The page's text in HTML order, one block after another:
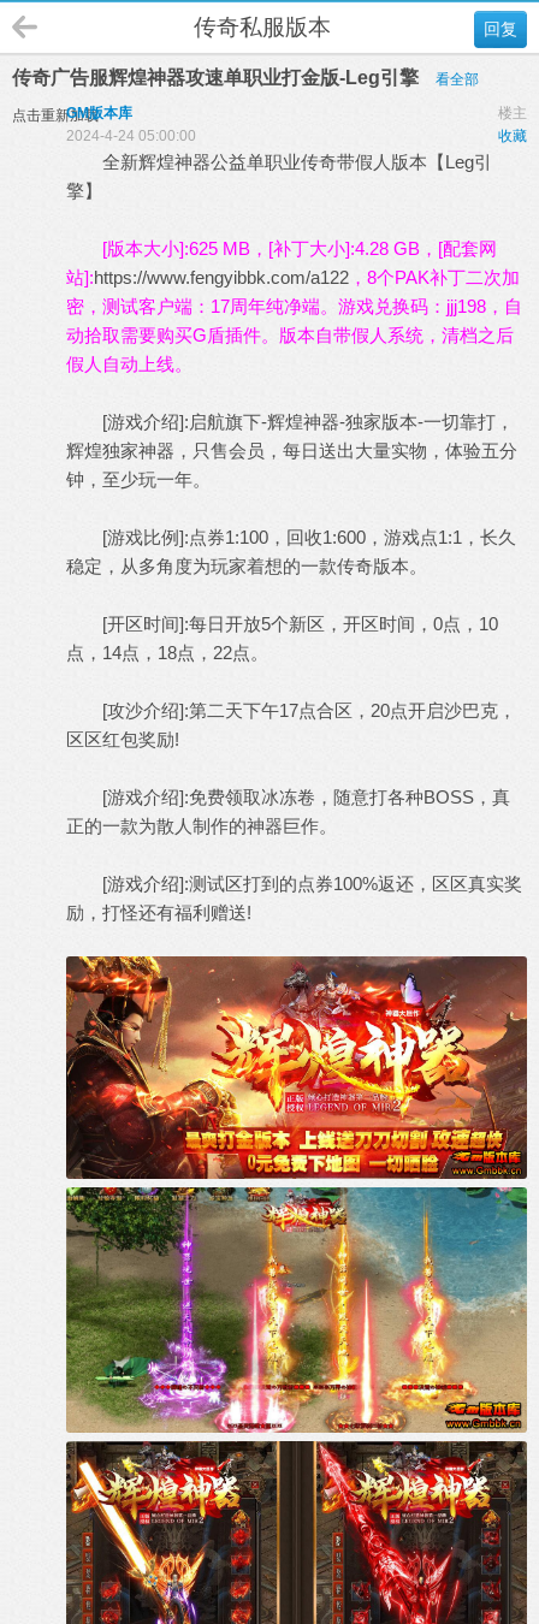
回复
传奇私服版本
传奇广告服辉煌神器攻速单职业打金版-Leg引擎 看全部
点击重新加载 楼主
GM版本库
收藏
2024-4-24 05:00:00
全新辉煌神器公益单职业传奇带假人版本【Leg引
擎】
[版本大小]:625 MB，[补丁大小]:4.28 GB，[配套网
站]:https://www.fengyibbk.com/a122 ，8个PAK补丁二次加
密，测试客户端：17周年纯净端。游戏兑换码：jjj198，自
动拾取需要购买G盾插件。版本自带假人系统，清档之后
假人自动上线。
[游戏介绍]:启航旗下-辉煌神器-独家版本-一切靠打，
辉煌独家神器，只售会员，每日送出大量实物，体验五分
钟，至少玩一年。
[游戏比例]:点券1:100，回收1:600，游戏点1:1，长久
稳定，从多角度为玩家着想的一款传奇版本。
[开区时间]:每日开放5个新区，开区时间，0点，10
点，14点，18点，22点。
[攻沙介绍]:第二天下午17点合区，20点开启沙巴克，
区区红包奖励!
[游戏介绍]:免费领取冰冻卷，随意打各种BOSS，真
正的一款为散人制作的神器巨作。
[游戏介绍]:测试区打到的点券100%返还，区区真实奖
励，打怪还有福利赠送!